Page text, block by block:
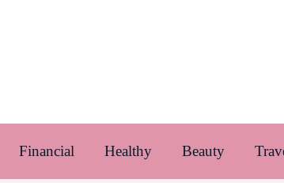
Financial Healthy Beauty